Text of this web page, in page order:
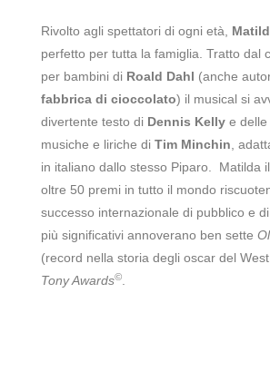
Rivolto agli spettatori di ogni età,
perfetto per tutta la famiglia. Tratto dal
per bambini di Roald Dahl (anche
fabbrica di cioccolato) il musical si
divertente testo di Dennis Kelly e delle
musiche e liriche di Tim Minchin ,
in italiano dallo stesso Piparo. Matilda
oltre 50 premi in tutto il mondo
successo internazionale di pubblico e
più significativi annoverano ben sette
(record nella storia degli oscar del
Tony Awards©